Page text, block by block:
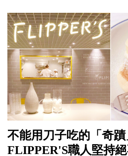
不能用刀子吃的「奇蹟
FLIPPER'S職人堅持